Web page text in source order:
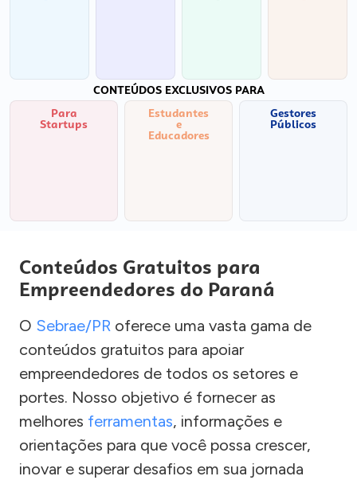
CONTEÚDOS EXCLUSIVOS PARA
Para
Startups
Estudantes
e
Educadores
Gestores
Públicos
Conteúdos Gratuitos para
Empreendedores do Paraná
O Sebrae/PR oferece uma vasta gama de
conteúdos gratuitos para apoiar
empreendedores de todos os setores e
portes. Nosso objetivo é fornecer as
melhores ferramentas, informações e
orientações para que você possa crescer,
inovar e superar desafios em sua jornada